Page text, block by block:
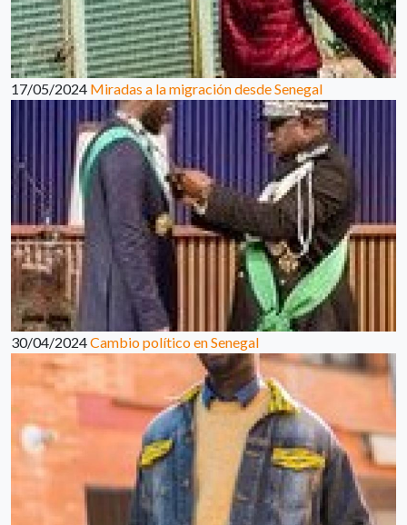
17/05/2024 Miradas a la migración desde Senegal
30/04/2024Cambio político en Senegal